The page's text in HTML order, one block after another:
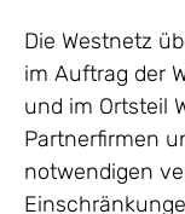
Die Westnetz
im Auftrag der
und im Ortsteil
Partnerfirmen
notwendigen